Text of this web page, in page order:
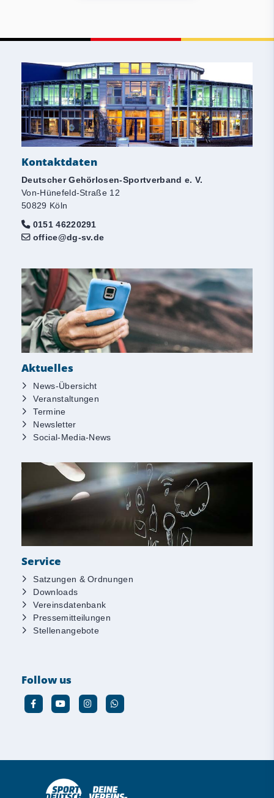
Kontaktdaten
Deutscher Gehörlosen-Sportverband e. V.
Von-Hünefeld-Straße 12
50829 Köln
0151 46220291
office@dg-sv.de
Aktuelles
News-Übersicht
Veranstaltungen
Termine
Newsletter
Social-Media-News
Service
Satzungen & Ordnungen
Downloads
Vereinsdatenbank
Pressemitteilungen
Stellenangebote
Follow us